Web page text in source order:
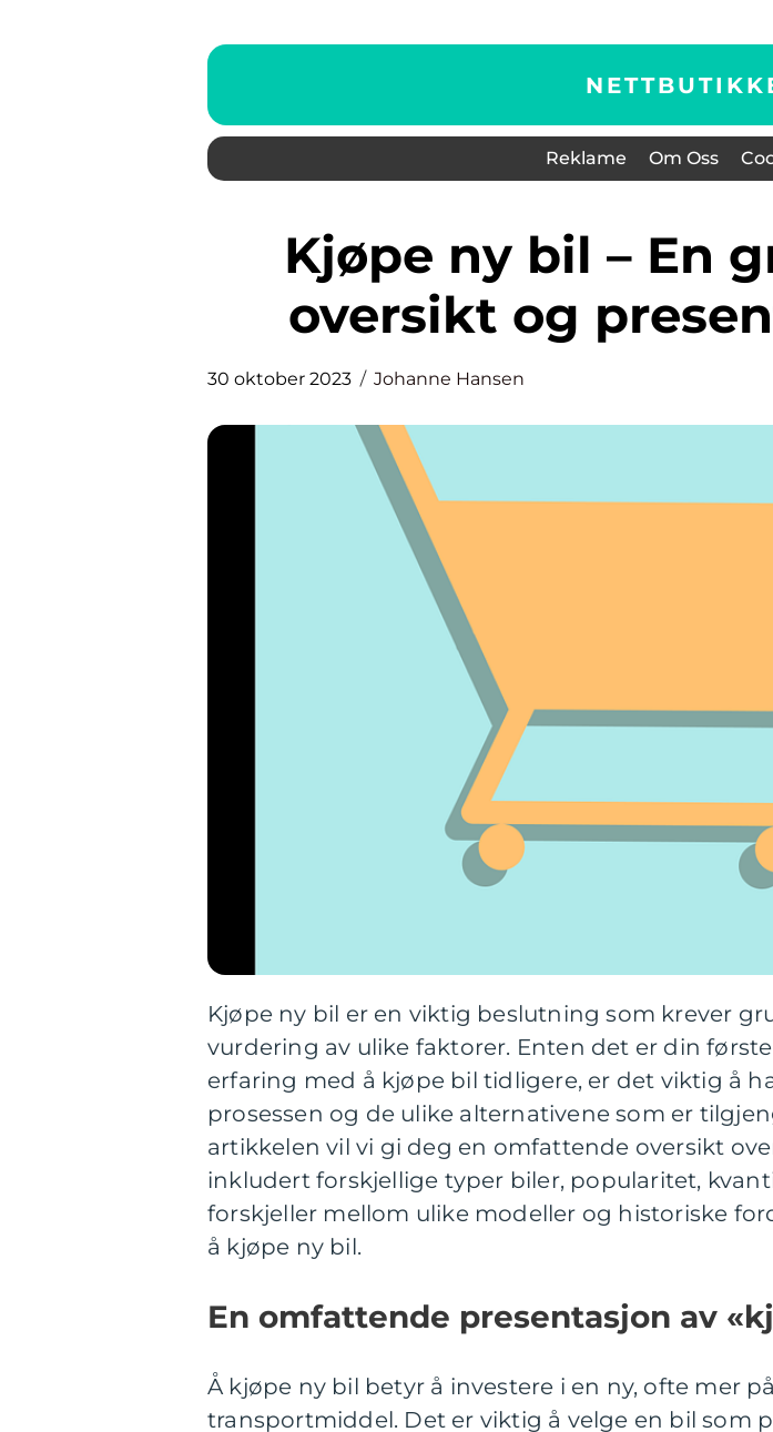
Reklame Om Oss
Kjøpe ny bil – En grundig
oversikt og
30 oktober 2023 Johanne Hansen
Kjøpe ny bil er en viktig beslutning som krever
vurdering av ulike faktorer. Enten det er din
erfaring med å kjøpe bil tidligere, er det viktig å
prosessen og de ulike alternativene som er
artikkelen vil vi gi deg en omfattende oversikt
inkludert forskjellige typer biler, popularitet,
forskjeller mellom ulike modeller og historiske
å kjøpe ny bil.
En omfattende presentasjon av
Å kjøpe ny bil betyr å investere i en ny, ofte mer
transportmiddel. Det er viktig å velge en bil som